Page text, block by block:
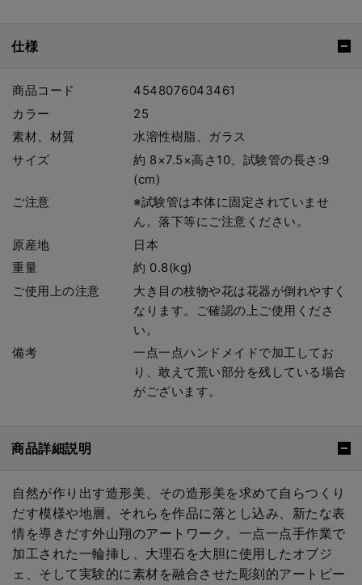
仕様
商品コード
4548076043461
カラー
25
素材、材質
水溶性樹脂、ガラス
サイズ
約 8×7.5×高さ10、試験管の長さ:9
(cm)
ご注意
※試験管は本体に固定されていませ
ん。落下等にご注意ください。
原産地
日本
重量
約 0.8(kg)
ご使用上の注意
大き目の枝物や花は花器が倒れやすく
なります。ご確認の上ご使用くださ
い。
備考
一点一点ハンドメイドで加工してお
り、敢えて荒い部分を残している場合
がございます。
商品詳細説明
自然が作り出す造形美、その造形美を求めて自らつくり
だす模様や地層。それらを作品に落とし込み、新たな表
情を導きだす外山翔のアートワーク。一点一点手作業で
加工された一輪挿し、大理石を大胆に使用したオブジ
ェ、そして実験的に素材を融合させた彫刻的アートピー